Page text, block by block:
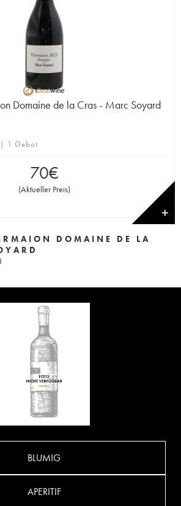
Domaine de la Cras - Marc Soyard
| 1 Gebot
70€
(Aktueller Preis)
✕
DOMAINE DE LA
BLUMIG
APERITIF